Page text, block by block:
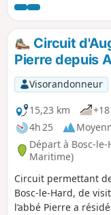
vestiges de la
mondiale, puis
Forestière des
forêt sur 14 km.
Circuit
Pierre depuis
Visorandonneur
15,23 km
4h 25
Départ à Bosc-le-
Maritime)
Circuit permettant
Bosc-le-Hard, de
l’abbé Pierre a